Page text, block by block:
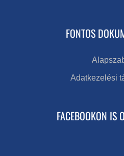
FONTOS
Adatkezelési
FACEBOOKON IS